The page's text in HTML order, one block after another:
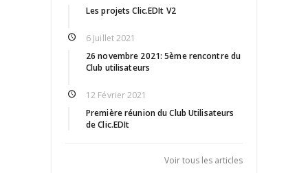
Les projets Clic.EDIt V2
6 Juillet 2021
26 novembre 2021: 5ème rencontre du
Club utilisateurs
12 Février 2021
Première réunion du Club Utilisateurs
de Clic.EDIt
Voir tous les articles